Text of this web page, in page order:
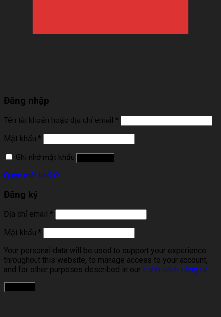
Đăng nhập
Tên tài khoản hoặc địa chỉ email *
Mật khẩu *
Ghi nhớ mật khẩu
Quên mật khẩu?
Đăng ký
Địa chỉ email *
Mật khẩu *
Your personal data will be used to support your experience
throughout this website, to manage access to your account,
and for other purposes described in our chính sách riêng tư.